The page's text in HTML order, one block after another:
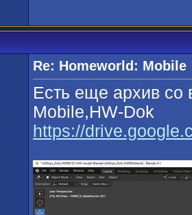
Re: Homeworld: Mobile
Есть еще архив со
Mobile,HW-Dok
https://